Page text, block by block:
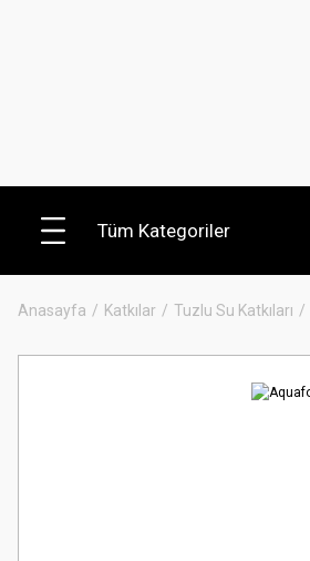
Tüm Kategoriler
Anasayfa Katkılar Tuzlu Su Katkıları